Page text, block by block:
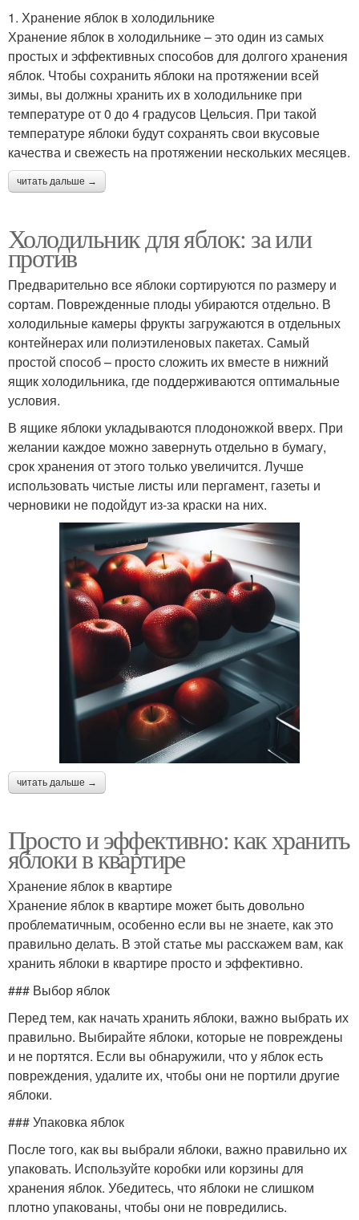
1. Хранение яблок в холодильнике
Хранение яблок в холодильнике – это один из самых
простых и эффективных способов для долгого хранения
яблок. Чтобы сохранить яблоки на протяжении всей
зимы, вы должны хранить их в холодильнике при
температуре от 0 до 4 градусов Цельсия. При такой
температуре яблоки будут сохранять свои вкусовые
качества и свежесть на протяжении нескольких месяцев.
читать дальше →
Холодильник для яблок: за или
против
Предварительно все яблоки сортируются по размеру и
сортам. Поврежденные плоды убираются отдельно. В
холодильные камеры фрукты загружаются в отдельных
контейнерах или полиэтиленовых пакетах. Самый
простой способ – просто сложить их вместе в нижний
ящик холодильника, где поддерживаются оптимальные
условия.
В ящике яблоки укладываются плодоножкой вверх. При
желании каждое можно завернуть отдельно в бумагу,
срок хранения от этого только увеличится. Лучше
использовать чистые листы или пергамент, газеты и
черновики не подойдут из-за краски на них.
читать дальше →
Просто и эффективно: как хранить
яблоки в квартире
Хранение яблок в квартире
Хранение яблок в квартире может быть довольно
проблематичным, особенно если вы не знаете, как это
правильно делать. В этой статье мы расскажем вам, как
хранить яблоки в квартире просто и эффективно.
### Выбор яблок
Перед тем, как начать хранить яблоки, важно выбрать их
правильно. Выбирайте яблоки, которые не повреждены
и не портятся. Если вы обнаружили, что у яблок есть
повреждения, удалите их, чтобы они не портили другие
яблоки.
### Упаковка яблок
После того, как вы выбрали яблоки, важно правильно их
упаковать. Используйте коробки или корзины для
хранения яблок. Убедитесь, что яблоки не слишком
плотно упакованы, чтобы они не повредились.